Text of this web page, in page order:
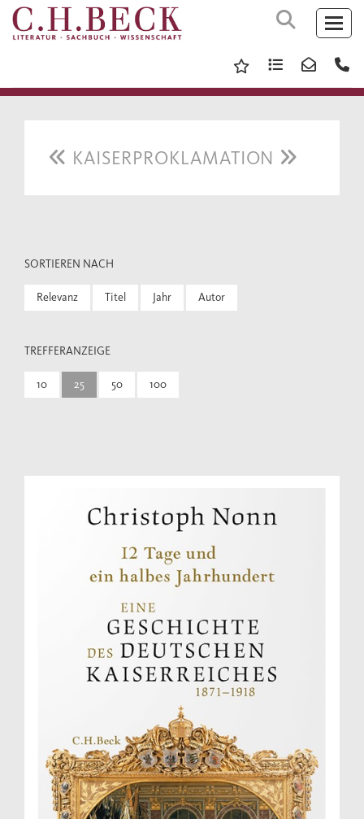
KAISERPROKLAMATION
SORTIEREN NACH
Relevanz Titel Jahr Autor
TREFFERANZEIGE
10 25 50 100